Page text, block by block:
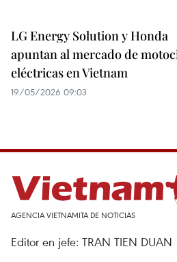
LG Energy Solution y Honda
apuntan al mercado de
eléctricas en Vietnam
19/05/2026 09:03
AGENCIA VIETNAMITA DE NOTICIAS
Editor en jefe: TRAN TIEN DUAN